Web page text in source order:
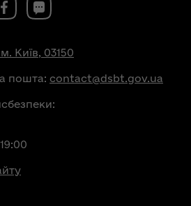
Київ, 03150
пошта: contact@dsbt.gov.ua